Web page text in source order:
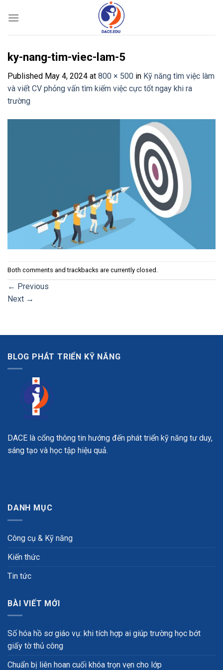
ky-nang-tim-viec-lam-5
Published May 4, 2024 at 800 × 500 in Kỹ năng tìm việc làm
và viết CV phỏng vấn tìm kiếm việc cực tốt ngay khi ra
trường
Both comments and trackbacks are currently closed.
← Previous
Next →
BLOG PHÁT TRIỂN KỸ NĂNG
DACE là cổng thông tin hướng đến phát triển kỹ năng tư duy,
sáng tạo và học tập hiệu quả.
DANH MỤC
Công cụ & Kỹ năng
Kiến thức
Tin tức
BÀI VIẾT MỚI
Số hóa hồ sơ giáo vụ: khi tích hợp ai giúp trường học bớt
giấy tờ thủ công
Chuẩn bị liên hoan cuối khóa trọn vẹn cho lớp